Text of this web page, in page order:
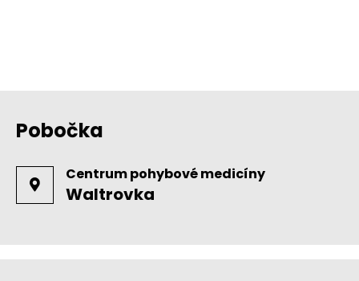
Pobočka
Centrum pohybové medicíny
Waltrovka